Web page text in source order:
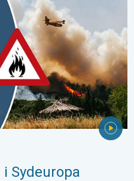
Sydeuropa